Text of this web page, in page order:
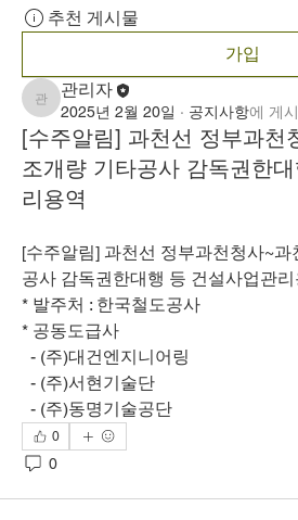
추천 게시물
가입
관리자
관리자
2025년 2월 20일 · 공지사항에 게
[수주알림] 과천선 정부과천
조개량 기타공사 감독권한
리용역
[수주알림] 과천선 정부과천청사~
공사 감독권한대행 등 건설사업관리
* 발주처 : 한국철도공사
* 공동도급사
- (주)대건엔지니어링
- (주)서현기술단
- (주)동명기술공단
0
0